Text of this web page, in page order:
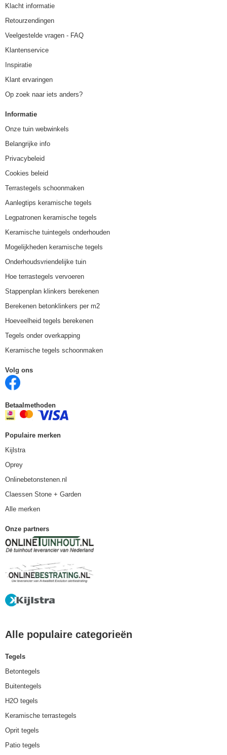
Klacht informatie
Retourzendingen
Veelgestelde vragen - FAQ
Klantenservice
Inspiratie
Klant ervaringen
Op zoek naar iets anders?
Informatie
Onze tuin webwinkels
Belangrijke info
Privacybeleid
Cookies beleid
Terrastegels schoonmaken
Aanlegtips keramische tegels
Legpatronen keramische tegels
Keramische tuintegels onderhouden
Mogelijkheden keramische tegels
Onderhoudsvriendelijke tuin
Hoe terrastegels vervoeren
Stappenplan klinkers berekenen
Berekenen betonklinkers per m2
Hoeveelheid tegels berekenen
Tegels onder overkapping
Keramische tegels schoonmaken
Volg ons
Betaalmethoden
Populaire merken
Kijlstra
Oprey
Onlinebetonstenen.nl
Claessen Stone + Garden
Alle merken
Onze partners
Alle populaire categorieën
Tegels
Betontegels
Buitentegels
H2O tegels
Keramische terrastegels
Oprit tegels
Patio tegels